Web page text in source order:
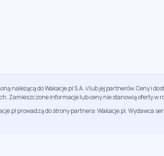
należącą do Wakacje.pl S.A. i/lub jej partnerów. Ceny i
Zamieszczone informacje lub ceny nie stanowią oferty w
prowadzą do strony partnera: Wakacje.pl. Wydawca